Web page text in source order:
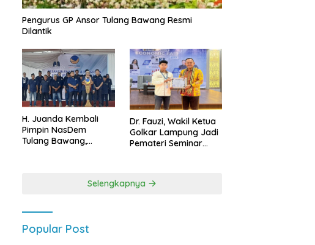
Pengurus GP Ansor Tulang Bawang Resmi
Dilantik
H. Juanda Kembali
Pimpin NasDem
Tulang Bawang,
Dr. Fauzi, Wakil Ketua
Golkar Lampung Jadi
Pemateri Seminar
Kebangsaan
Selengkapnya
Popular Post